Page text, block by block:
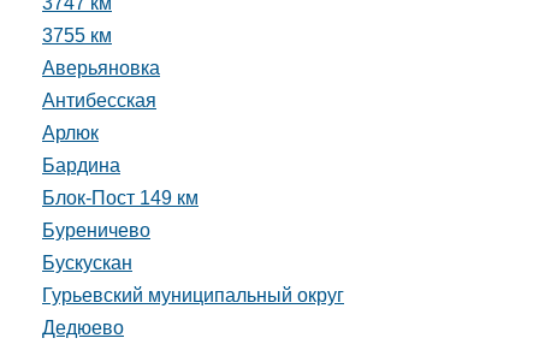
3755 км
Аверьяновка
Антибесская
Арлюк
Бардина
Блок-Пост 149 км
Буреничево
Бускускан
Гурьевский муниципальный округ
Дедюево